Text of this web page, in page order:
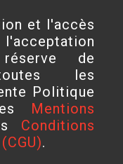
et l'accès
de
les
Politique
Mentions
Conditions
.